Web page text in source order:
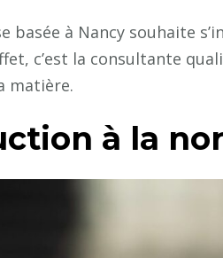
basée à Nancy souhaite
c’est la consultante
matière.
à la